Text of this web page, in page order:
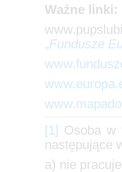
Ważne linki:
„Fundusze
[1] Osoba w
następujące
a) nie